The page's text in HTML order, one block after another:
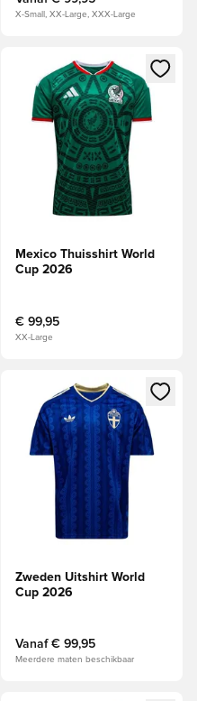
X-Small, XX-Large, XXX-Large
of je aan te melden als
Opent een venster om in te
Mexico Thuisshirt World
Cup 2026
€ 99,95
XX-Large
of je aan te melden als
Opent een venster om in te
Zweden Uitshirt World
Cup 2026
Vanaf € 99,95
Meerdere maten beschikbaar